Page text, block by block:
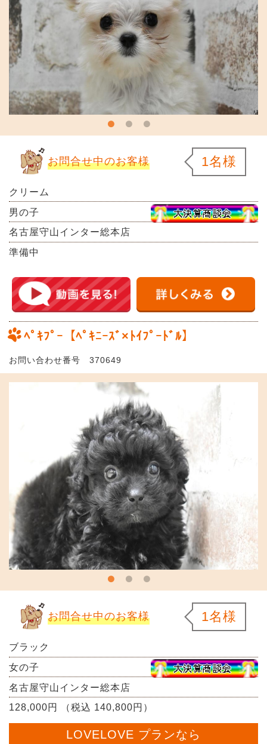
お問合せ中のお客様 1名様
クリーム
男の子
名古屋守山インター総本店
準備中
ﾍﾟｷﾌﾟｰ【ﾍﾟｷﾆｰｽﾞ×ﾄｲﾌﾟｰﾄﾞﾙ】
お問い合わせ番号 370649
お問合せ中のお客様 1名様
ブラック
女の子
名古屋守山インター総本店
128,000円 （税込 140,800円）
LOVELOVE プランなら